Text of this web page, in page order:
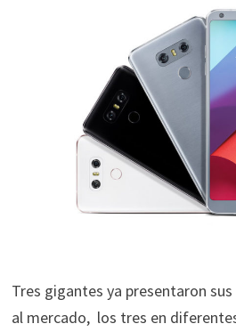
Tres gigantes ya presentaron
al mercado, los tres en